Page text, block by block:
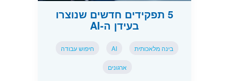
5 תפקידים חדשים שנוצרו
בעידן ה-AI
בינה מלאכותית AI חיפוש עבודה
ארגונים